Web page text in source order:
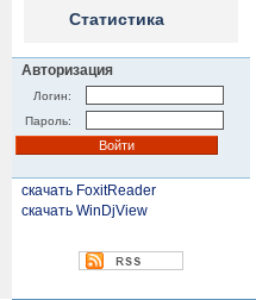
Статистика
Авторизация
Логин:
Пароль:
скачать FoxitReader
скачать WinDjView